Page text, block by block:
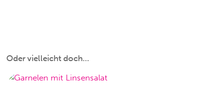
Oder vielleicht doch…